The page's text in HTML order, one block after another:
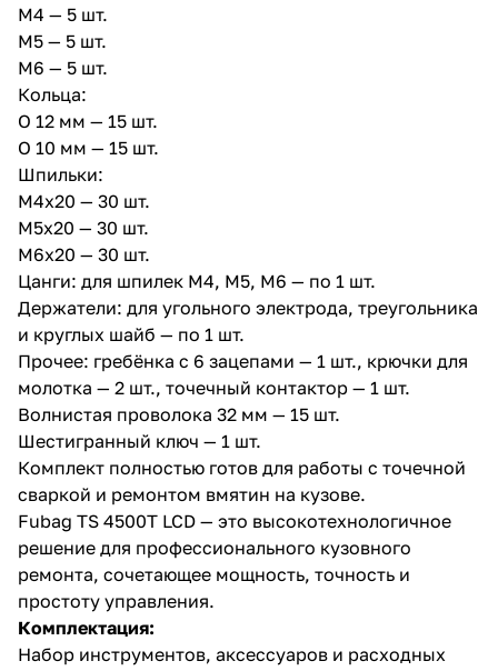
M4 — 5 шт.
M5 — 5 шт.
M6 — 5 шт.
Кольца:
O 12 мм — 15 шт.
O 10 мм — 15 шт.
Шпильки:
M4х20 — 30 шт.
M5х20 — 30 шт.
M6х20 — 30 шт.
Цанги: для шпилек M4, M5, M6 — по 1 шт.
Держатели: для угольного электрода, треугольника
и круглых шайб — по 1 шт.
Прочее: гребёнка с 6 зацепами — 1 шт., крючки для
молотка — 2 шт., точечный контактор — 1 шт.
Волнистая проволока 32 мм — 15 шт.
Шестигранный ключ — 1 шт.
Комплект полностью готов для работы с точечной
сваркой и ремонтом вмятин на кузове.
Fubag TS 4500T LCD — это высокотехнологичное
решение для профессионального кузовного
ремонта, сочетающее мощность, точность и
простоту управления.
Комплектация:
Набор инструментов, аксессуаров и расходных